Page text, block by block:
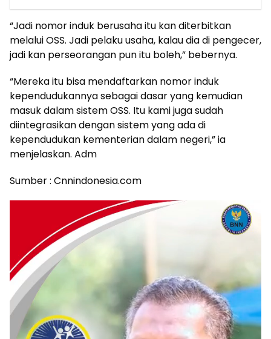
“Jadi nomor induk berusaha itu kan diterbitkan
melalui OSS. Jadi pelaku usaha, kalau dia di pengecer,
jadi kan perseorangan pun itu boleh,” bebernya.
“Mereka itu bisa mendaftarkan nomor induk
kependudukannya sebagai dasar yang kemudian
masuk dalam sistem OSS. Itu kami juga sudah
diintegrasikan dengan sistem yang ada di
kependudukan kementerian dalam negeri,” ia
menjelaskan. Adm
Sumber : Cnnindonesia.com